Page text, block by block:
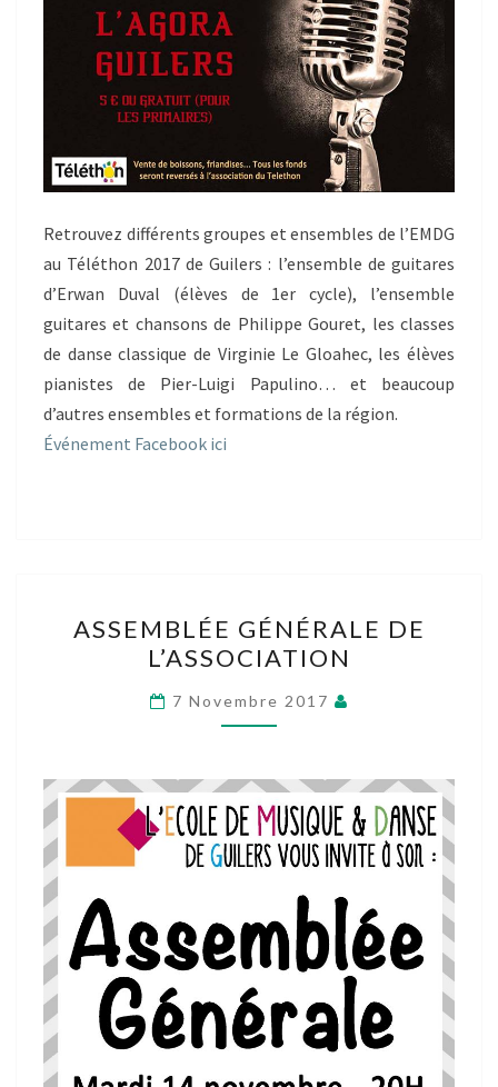
Retrouvez différents groupes et ensembles de l’EMDG
au Téléthon 2017 de Guilers : l’ensemble de guitares
d’Erwan Duval (élèves de 1er cycle), l’ensemble
guitares et chansons de Philippe Gouret, les classes
de danse classique de Virginie Le Gloahec, les élèves
pianistes de Pier-Luigi Papulino… et beaucoup
d’autres ensembles et formations de la région.
Événement Facebook ici
GÉNÉRALE
DE
L’ASSOCIATION
ASSEMBLÉE GÉNÉRALE DE
L’ASSOCIATION
7 Novembre 2017